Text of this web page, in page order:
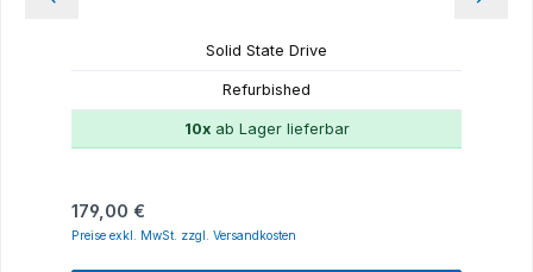
Solid State Drive
Refurbished
10xab Lager lieferbar
Regulärer Preis:
179,00 €
Preise exkl. MwSt. zzgl. Versandkosten